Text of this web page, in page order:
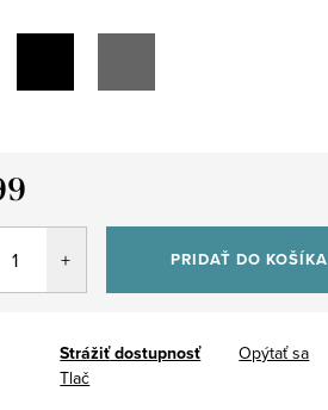
PRIDAŤ DO KOŠÍKA
Tlač
Opýtať sa
Strážiť